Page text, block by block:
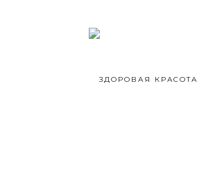
ЗДОРОВАЯ КРАСОТА